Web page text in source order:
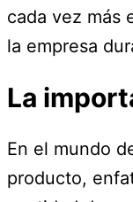
cada vez más
la empresa
La
En el mundo
producto,